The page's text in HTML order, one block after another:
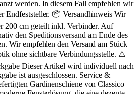
werden. In diesem Fall empfehlen wir
Endfeststeller. 📦 Versandhinweis Wir
200 cm geteilt inkl. Verbinder. Auf
den Speditionsversand am Ende des
Wir empfehlen den Versand am Stück
ohne sichtbare Verbindungsstelle. ⚠️
Dieser Artikel wird individuell nach
ist ausgeschlossen. Service &
Gardinenschiene von Classico